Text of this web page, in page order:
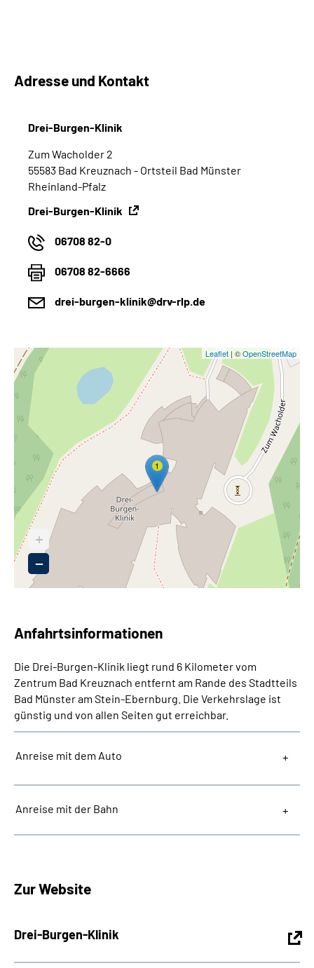
Adresse und Kontakt
Drei-Burgen-Klinik
Zum Wacholder 2
55583 Bad Kreuznach - Ortsteil Bad Münster
Rheinland-Pfalz
Drei-Burgen-Klinik
06708 82-0
06708 82-6666
drei-burgen-klinik@drv-rlp.de
1
+
−
Leaflet | ©OpenStreetMap
Anfahrtsinformationen
Die Drei-Burgen-Klinik liegt rund 6 Kilometer vom
Zentrum Bad Kreuznach entfernt am Rande des Stadtteils
Bad Münster am Stein-Ebernburg. Die Verkehrslage ist
günstig und von allen Seiten gut erreichbar.
Anreise mit dem Auto
Anreise mit der Bahn
Zur Website
Drei-Burgen-Klinik